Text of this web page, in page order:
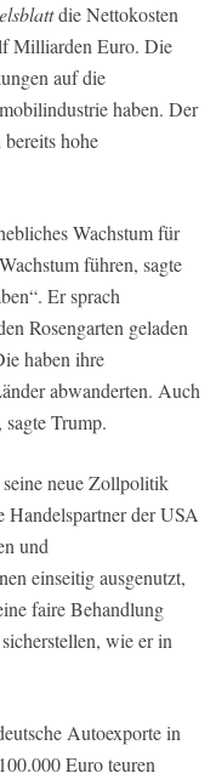
die Nettokosten
Milliarden Euro. Die
auf die
haben. Der
hohe
Wachstum für
führen, sagte
Er sprach
Rosengarten geladen
haben ihre
abwanderten. Auch
Trump.
seine neue Zollpolitik
der USA
und
einseitig ausgenutzt,
faire Behandlung
wie er in
Autoexporte in
Euro teuren